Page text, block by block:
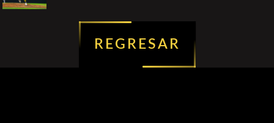
REGRESAR